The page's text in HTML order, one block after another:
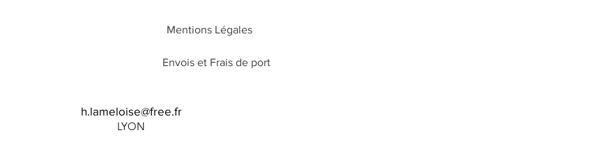
Price
220,00€
Mentions Légales
Envois et Frais de port
h.lameloise@free.fr
LYON